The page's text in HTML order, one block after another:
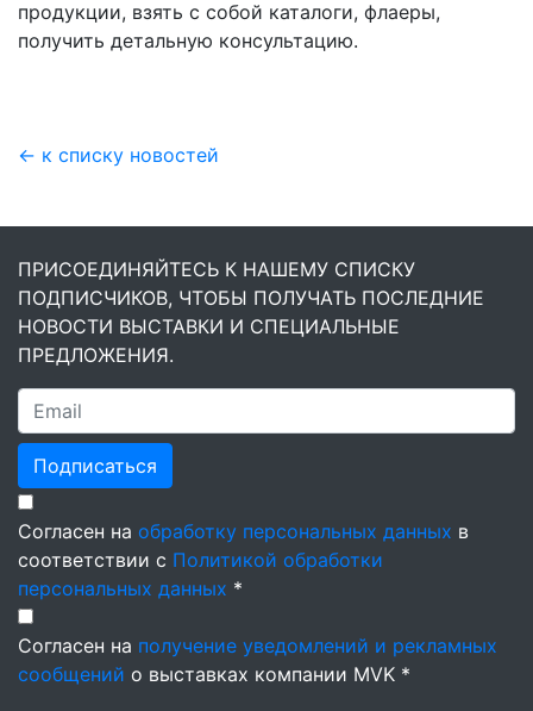
продукции, взять с собой каталоги, флаеры,
получить детальную консультацию.
← к списку новостей
ПРИСОЕДИНЯЙТЕСЬ К НАШЕМУ СПИСКУ
ПОДПИСЧИКОВ, ЧТОБЫ ПОЛУЧАТЬ ПОСЛЕДНИЕ
НОВОСТИ ВЫСТАВКИ И СПЕЦИАЛЬНЫЕ
ПРЕДЛОЖЕНИЯ.
Подписаться
Согласен на обработку персональных данных в
соответствии с Политикой обработки
персональных данных *
Согласен на получение уведомлений и рекламных
сообщений о выставках компании MVK *